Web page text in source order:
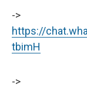
->
https://
tbimH
->